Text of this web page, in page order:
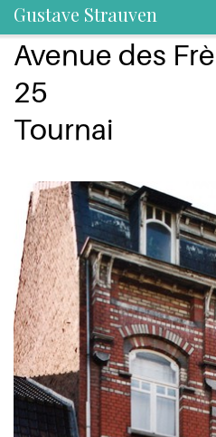
Gustave Strauven
Avenue des
25
Tournai